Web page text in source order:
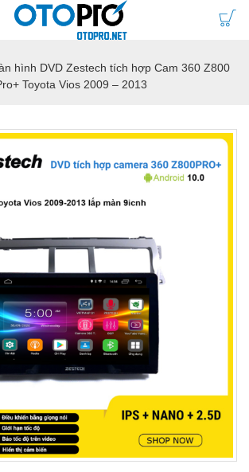
hình DVD Zestech tích hợp Cam 360 Z800
Toyota Vios 2009 – 2013